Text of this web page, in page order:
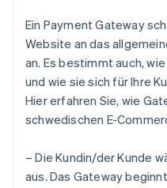
Ein Payment Gateway
Website an das
an. Es bestimmt auch,
und wie sie sich für Ihre
Hier erfahren Sie, wie
schwedischen E-
– Die Kundin/der Kunde
aus. Das Gateway